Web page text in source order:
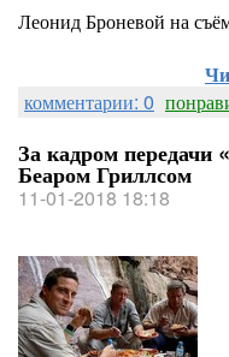
Леонид Броневой на
комментарии: 0
За кадром
Беаром Гриллсом
11-01-2018 18:18